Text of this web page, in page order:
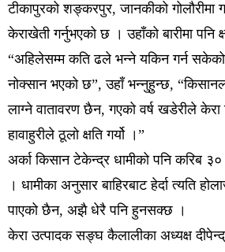
टीकापुरको शङ्करपुर, जानकीको गोलौरीमा
केराखेती गर्नुभएको छ । उहाँको बारीमा पनि
“अहिलेसम्म कति ढले भन्ने यकिन गर्न सकेको
नोक्सान भएको छ”, उहाँ भन्नुहुन्छ,
लाग्ने वातावरण छैन, गएको वर्ष खडेरीले केरा
हावाहुरीले ठूलो क्षति गर्यो ।”
अर्का किसान टेकेन्द्र धामीको पनि करिब
। धामीका अनुसार बाहिरबाट हेर्दा त्यति
पाएको छैन, अझै धेरै पनि हुनसक्छ ।
केरा उत्पादक सङ्घ कैलालीका अध्यक्ष